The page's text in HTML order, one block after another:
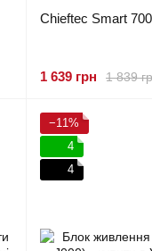
Chieftec Smart
1 839
1 639 грн
−11%
4
4